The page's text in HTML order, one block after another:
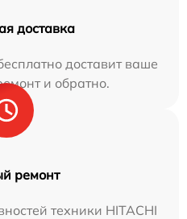
доставка
доставит ваше
и обратно.
ремонт
техники HITACHI